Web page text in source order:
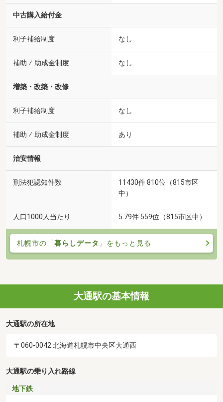
中古購入給付金
利子補給制度 なし
補助 ⁄ 助成金制度 なし
増築・改築・改修
利子補給制度 なし
補助 ⁄ 助成金制度 あり
治安情報
刑法犯認知件数
11430件 810位（815市区
中）
人口1000人当たり 5.79件 559位（815市区中）
札幌市の「暮らしデータ 」をもっと見る
大通駅の基本情報
大通駅の所在地
〒060-0042 北海道札幌市中央区大通西
大通駅の乗り入れ路線
地下鉄